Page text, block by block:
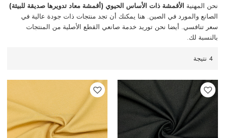
نحن المهنية الأقمشة ذات الأساس الحيوي (أقمشة معاد تدويرها صديقة للبيئة)
الصانع والمورد في الصين. هنا يمكنك أن تجد منتجات ذات جودة عالية في
سعر تنافسي. أيضا نحن توريد خدمة صانعي القطع الأصلية من المنتجات
بالنسبة لك.
4 نتيجة